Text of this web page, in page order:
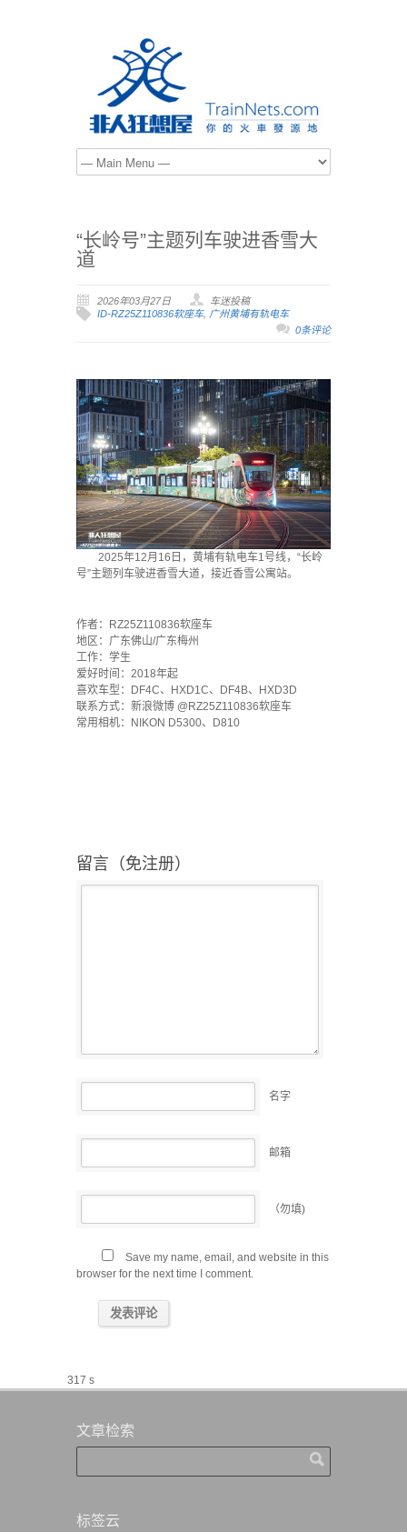
“长岭号”主题列车驶进香雪大
道
2026年03月27日
车迷投稿
ID-RZ25Z110836软座车, 广州黄埔有轨电车
0条评论
2025年12月16日，黄埔有轨电车1号线，“长岭
号”主题列车驶进香雪大道，接近香雪公寓站。
作者：RZ25Z110836软座车
地区：广东佛山/广东梅州
工作：学生
爱好时间：2018年起
喜欢车型：DF4C、HXD1C、DF4B、HXD3D
联系方式：新浪微博 @RZ25Z110836软座车
常用相机：NIKON D5300、D810
留言（免注册）
名字
邮箱
（勿填)
Save my name, email, and website in this
browser for the next time I comment.
317 s
文章检索
标签云